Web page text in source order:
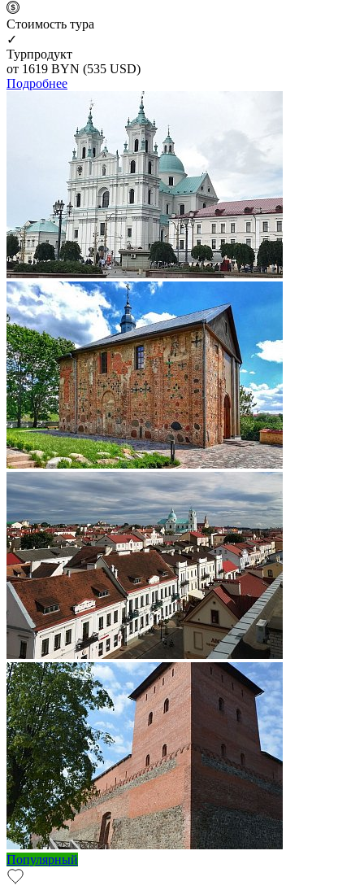
Cтоимость тура
✓
Турпродукт
от 1619 BYN (535 USD)
Подробнее
Популярный